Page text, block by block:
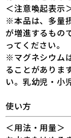
＜注意喚起表示
※本品は、多量
が増進するもの
ってください。
※マグネシウム
ることがありま
い。乳幼児・小
使い方
＜用法・用量＞